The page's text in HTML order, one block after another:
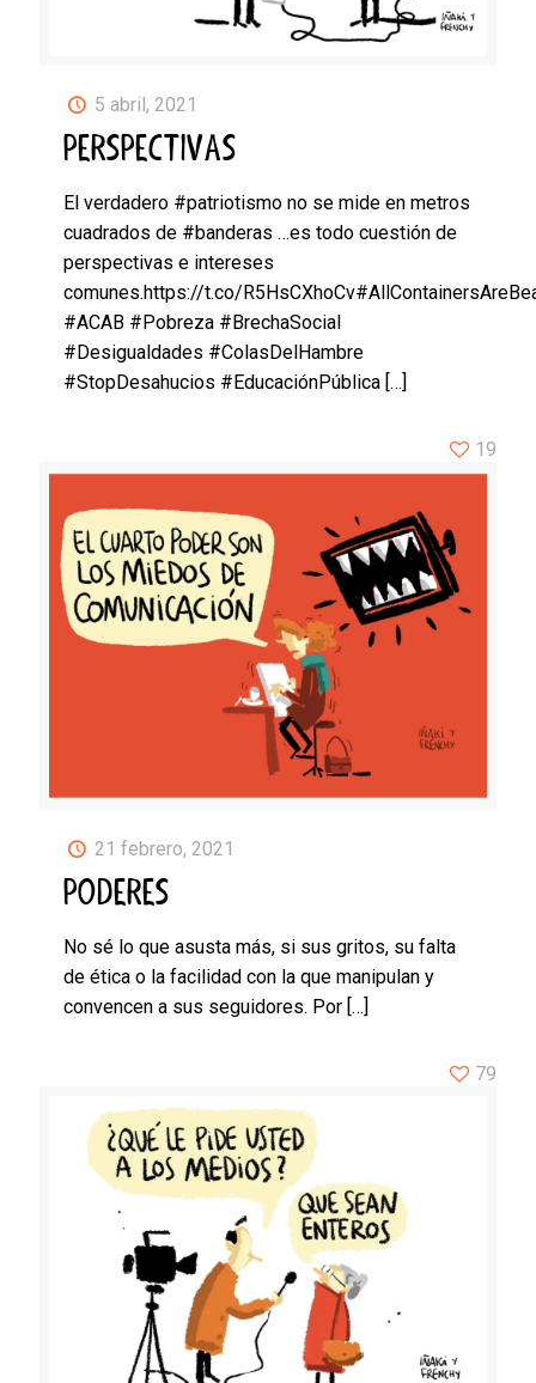
5 abril, 2021
PERSPECTIVAS
El verdadero #patriotismo no se mide en metros
cuadrados de #banderas …es todo cuestión de
perspectivas e intereses
comunes.https://t.co/
#ACAB #Pobreza #BrechaSocial
#Desigualdades #ColasDelHambre
#StopDesahucios #EducaciónPública […]
21 febrero, 2021
PODERES
No sé lo que asusta más, si sus gritos, su falta
de ética o la facilidad con la que manipulan y
convencen a sus seguidores. Por […]
19
79